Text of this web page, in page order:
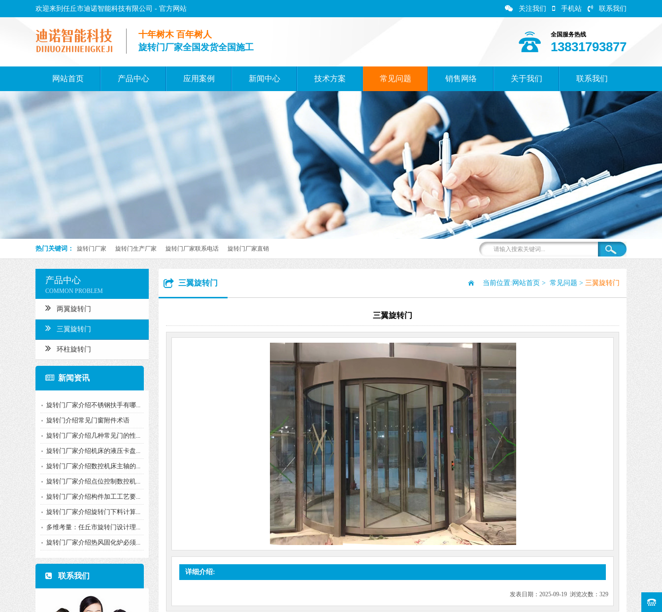
欢迎来到任丘市迪诺智能科技有限公司 - 官方网站 关注我们 手机站 联系我们
全国服务热线
13831793877
十年树木 百年树人
旋转门厂家全国发货全国施工
网站首页 产品中心 应用案例 新闻中心 技术方案 常见问题 销售网络 关于我们 联系我们
热门关键词： 旋转门厂家 旋转门生产厂家 旋转门厂家联系电话 旋转门厂家直销
产品中心
COMMON PROBLEM
两翼旋转门
三翼旋转门
环柱旋转门
新闻资讯
旋转门厂家介绍不锈钢扶手有哪...
旋转门介绍常见门窗附件术语
旋转门厂家介绍几种常见门的性...
旋转门厂家介绍机床的液压卡盘...
旋转门厂家介绍数控机床主轴的...
旋转门厂家介绍点位控制数控机...
旋转门厂家介绍构件加工工艺要...
旋转门厂家介绍旋转门下料计算...
多维考量：任丘市旋转门设计理...
旋转门厂家介绍热风固化炉必须...
联系我们
三翼旋转门 当前位置: 网站首页 > 常见问题 > 三翼旋转门
三翼旋转门
详细介绍:
发表日期：2025-09-19 浏览次数：329